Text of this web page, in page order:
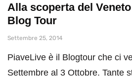
Alla scoperta del
Blog Tour
Settembre 25, 2014
PiaveLive è il Blogtour che ci
Settembre al 3 Ottobre. Tante